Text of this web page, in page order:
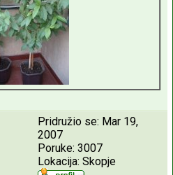
Pridružio se: Mar 19,
2007
Poruke: 3007
Lokacija: Skopje